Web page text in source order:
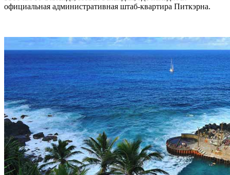
официальная административная штаб-квартира Питкэрна.